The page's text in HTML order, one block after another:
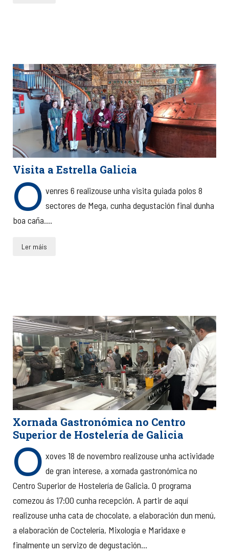
Visita a Estrella Galicia
O venres 6 realizouse unha visita guiada polos 8
sectores de Mega, cunha degustación final dunha
boa caña....
Ler máis
Xornada Gastronómica no Centro
Superior de Hostelería de Galicia
O xoves 18 de novembro realizouse unha actividade
de gran interese, a xornada gastronómica no
Centro Superior de Hostelería de Galicia. O programa
comezou ás 17:00 cunha recepción. A partir de aquí
realizouse unha cata de chocolate, a elaboración dun menú,
a elaboración de Coctelería, Mixología e Maridaxe e
finalmente un servizo de degustación...